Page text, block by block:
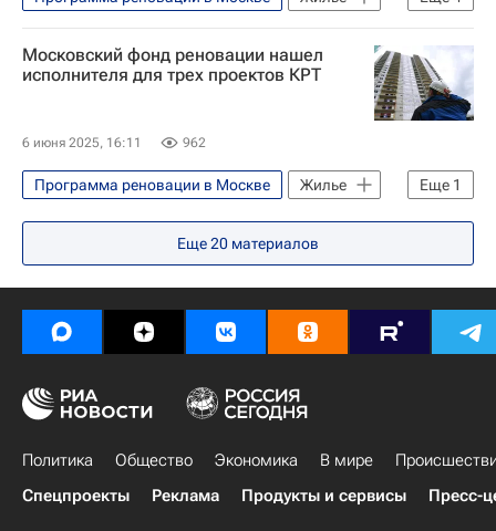
Москва
Можайский район
Реновация
Строительство
Московский фонд реновации нашел
исполнителя для трех проектов КРТ
6 июня 2025, 16:11 962
Еще 1
Программа реновации в Москве
Жилье
Москва
Еще20 материалов
Политика Общество Экономика В мире
Спецпроекты
Реклама Продукты и сервисы Пресс-